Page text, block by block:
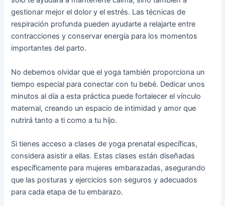
gestionar mejor el dolor y el estrés. Las técnicas de
respiración profunda pueden ayudarte a relajarte entre
contracciones y conservar energía para los momentos
importantes del parto.
No debemos olvidar que el yoga también proporciona un
tiempo especial para conectar con tu bebé. Dedicar unos
minutos al día a esta práctica puede fortalecer el vínculo
maternal, creando un espacio de intimidad y amor que
nutrirá tanto a ti como a tu hijo.
Si tienes acceso a clases de yoga prenatal específicas,
considera asistir a ellas. Estas clases están diseñadas
específicamente para mujeres embarazadas, asegurando
que las posturas y ejercicios son seguros y adecuados
para cada etapa de tu embarazo.